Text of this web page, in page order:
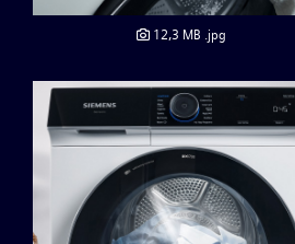
12,3 MB .jpg